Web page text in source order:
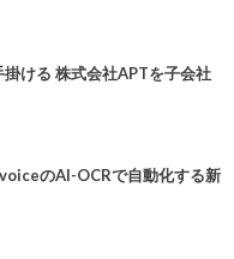
ける 株式会社APTを子会社
のAI-OCRで自動化する新